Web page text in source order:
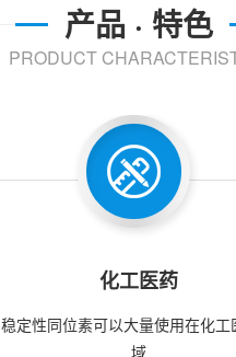
产品 · 特色
PRODUCT
化工医药
稳定性同位素可以大量使用在化工
域